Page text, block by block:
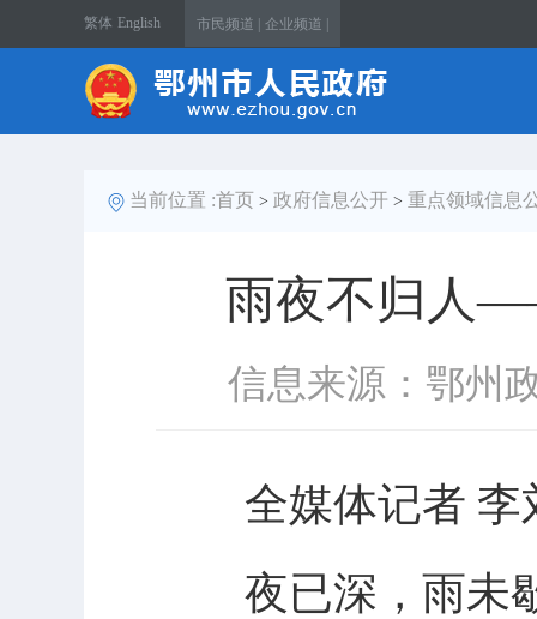
繁体 English 市民频道 | 企业频道 |
当前位置 :首页 > 政府信息公开 > 重点领域信息
雨夜不归人
信息来源：鄂州
全媒体记者 李
夜已深，雨未